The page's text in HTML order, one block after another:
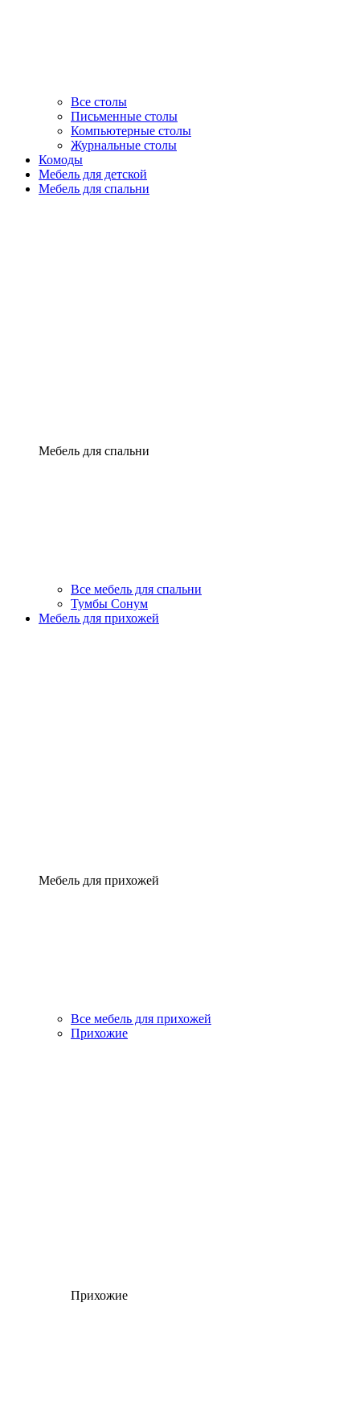
Все столы
Письменные столы
Компьютерные столы
Журнальные столы
Комоды
Мебель для детской
Мебель для спальни
Мебель для спальни
Все мебель для спальни
Тумбы Сонум
Мебель для прихожей
Мебель для прихожей
Все мебель для прихожей
Прихожие
Прихожие